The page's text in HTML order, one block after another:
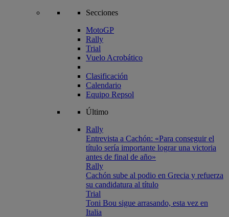
Secciones
MotoGP
Rally
Trial
Vuelo Acrobático
Clasificación
Calendario
Equipo Repsol
Último
Rally
Entrevista a Cachón: «Para conseguir el
título sería importante lograr una victoria
antes de final de año»
Rally
Cachón sube al podio en Grecia y refuerza
su candidatura al título
Trial
Toni Bou sigue arrasando, esta vez en
Italia